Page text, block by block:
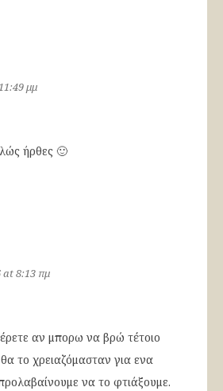
μμ
ήρθες 🙂
at 8:13 πμ
αν μπορω να βρώ τέτοιο
το χρειαζόμασταν για ενα
να το φτιάξουμε.